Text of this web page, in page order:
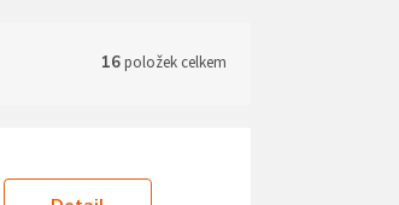
16položek celkem